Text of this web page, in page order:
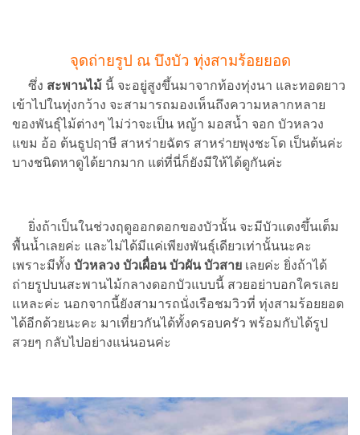
จุดถ่ายรูป ณ บึงบัว ทุ่งสามร้อยยอด
ซึ่ง สะพานไม้ นี้ จะอยู่สูงขึ้นมาจากท้องทุ่งนา และทอดยาว
เข้าไปในทุ่งกว้าง จะสามารถมองเห็นถึงความหลากหลาย
ของพันธุ์ไม้ต่างๆ ไม่ว่าจะเป็น หญ้า มอสน้ำ จอก บัวหลวง
แขม อ้อ ต้นธูปฤาษี สาหร่ายฉัตร สาหร่ายพุงชะโด เป็นต้นค่ะ
บางชนิดหาดูได้ยากมาก แต่ที่นี่ก็ยังมีให้ได้ดูกันค่ะ
ยิ่งถ้าเป็นในช่วงฤดูออกดอกของบัวนั้น จะมีบัวแดงขึ้นเต็ม
พื้นน้ำเลยค่ะ และไม่ได้มีแค่เพียงพันธุ์เดียวเท่านั้นนะคะ
เพราะมีทั้ง บัวหลวง บัวเผื่อน บัวผัน บัวสาย เลยค่ะ ยิ่งถ้าได้
ถ่ายรูปบนสะพานไม้กลางดอกบัวแบบนี้ สวยอย่าบอกใครเลย
แหละค่ะ นอกจากนี้ยังสามารถนั่งเรือชมวิวที่ ทุ่งสามร้อยยอด
ได้อีกด้วยนะคะ มาเที่ยวกันได้ทั้งครอบครัว พร้อมกับได้รูป
สวยๆ กลับไปอย่างแน่นอนค่ะ